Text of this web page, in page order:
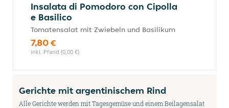
Insalata di Pomodoro con Cipolla
e Basilico
Tomatensalat mit Zwiebeln und Basilikum
7,80 €
inkl. Pfand (0,00 €)
Gerichte mit argentinischem Rind
Alle Gerichte werden mit Tagesgemüse und einem Beilagensalat